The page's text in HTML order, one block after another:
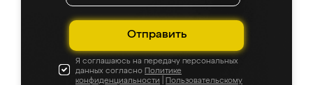
Отправить
Я соглашаюсь на передачу персональных
данных согласно Политике
конфиденциальности
Пользовательскому